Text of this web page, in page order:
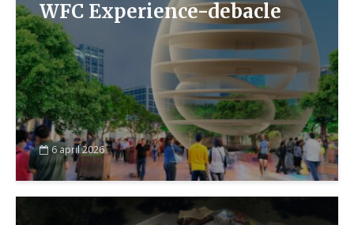
WFC Experience-debacle
6 april 2026